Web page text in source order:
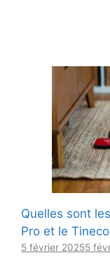
Quelles sont
Pro et le
5 février 20255